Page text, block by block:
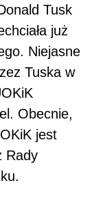
Tusk
już
Niejasne
Tuska w
Obecnie,
jest
Rady